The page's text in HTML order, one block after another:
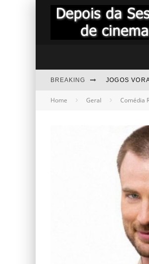
BREAKING JOGOS
BEZOURO
Home Geral Comédia